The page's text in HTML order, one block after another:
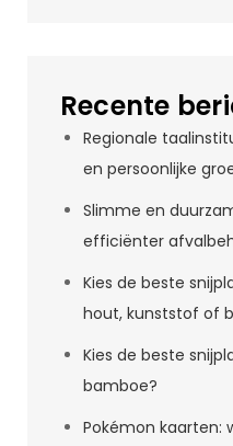
Recente
Regionale
en persoonlijke
Slimme en
efficiënter
Kies de beste
hout, kunststof of
Kies de beste
bamboe?
Pokémon kaarten: